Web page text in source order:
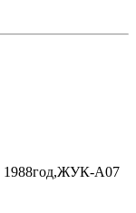
А07